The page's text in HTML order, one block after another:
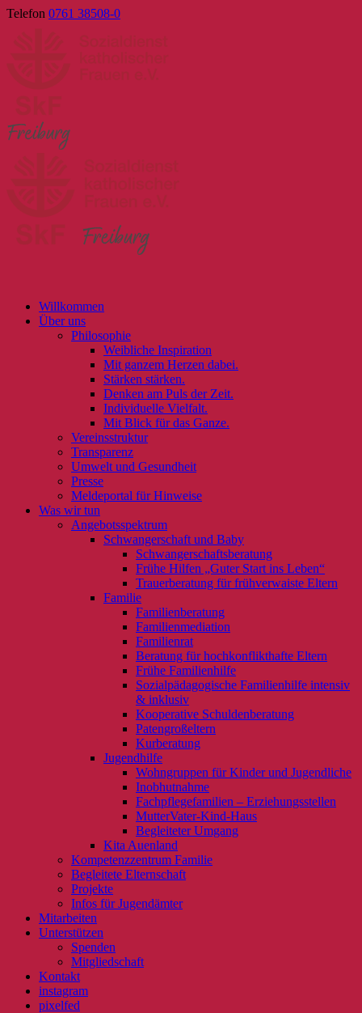
Skip
Telefon 0761 38508-0
Willkommen
Über uns
Philosophie
Weibliche Inspiration
Mit ganzem Herzen dabei.
Stärken stärken.
Denken am Puls der Zeit.
Individuelle Vielfalt.
Mit Blick für das Ganze.
Vereinsstruktur
Transparenz
Umwelt und Gesundheit
Presse
Meldeportal für Hinweise
Was wir tun
Angebotsspektrum
Schwangerschaft und Baby
Schwangerschaftsberatung
Frühe Hilfen „Guter Start ins Leben“
Trauerberatung für frühverwaiste Eltern
Familie
Familienberatung
Familienmediation
Familienrat
Beratung für hochkonflikthafte Eltern
Frühe Familienhilfe
Sozialpädagogische Familienhilfe intensiv
& inklusiv
Kooperative Schuldenberatung
Patengroßeltern
Kurberatung
Jugendhilfe
Wohngruppen für Kinder und Jugendliche
Inobhutnahme
Fachpflegefamilien – Erziehungsstellen
MutterVater-Kind-Haus
Begleiteter Umgang
Kita Auenland
Kompetenzzentrum Familie
Begleitete Elternschaft
Projekte
Infos für Jugendämter
Mitarbeiten
Unterstützen
Spenden
Mitgliedschaft
Kontakt
instagram
pixelfed